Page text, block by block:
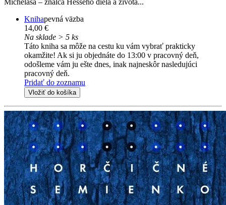
Michelasa – znalca Hesseho diela a života...
Knihapevná väzba
14,00 €
Na sklade > 5 ks
Táto kniha sa môže na cestu ku vám vybrať prakticky
okamžite! Ak si ju objednáte do 13:00 v pracovný deň,
odošleme vám ju ešte dnes, inak najneskôr nasledujúci
pracovný deň.
Pridať do zoznamu
Vložiť do košíka